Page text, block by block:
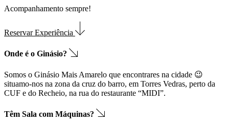
Acompanhamento sempre!
Reservar Experiência
Onde é o Ginásio?
Somos o Ginásio Mais Amarelo que encontrares na cidade 😉
situamo-nos na zona da cruz do barro, em Torres Vedras, perto da
CUF e do Recheio, na rua do restaurante “MIDI”.
Têm Sala com Máquinas?